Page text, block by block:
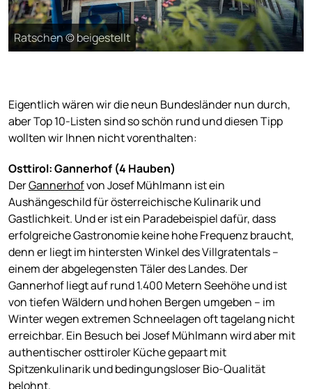
Ratschen © beigestellt
Eigentlich wären wir die neun Bundesländer nun durch,
aber Top 10-Listen sind so schön rund und diesen Tipp
wollten wir Ihnen nicht vorenthalten:
Osttirol: Gannerhof (4 Hauben)
DerGannerhofvon Josef Mühlmann ist ein
Aushängeschild für österreichische Kulinarik und
Gastlichkeit. Und er ist ein Paradebeispiel dafür, dass
erfolgreiche Gastronomie keine hohe Frequenz braucht,
denn er liegt im hintersten Winkel des Villgratentals –
einem der abgelegensten Täler des Landes. Der
Gannerhof liegt auf rund 1.400 Metern Seehöhe und ist
von tiefen Wäldern und hohen Bergen umgeben – im
Winter wegen extremen Schneelagen oft tagelang nicht
erreichbar. Ein Besuch bei Josef Mühlmann wird aber mit
authentischer osttiroler Küche gepaart mit
Spitzenkulinarik und bedingungsloser Bio-Qualität
belohnt.